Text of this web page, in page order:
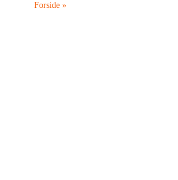
Forside »